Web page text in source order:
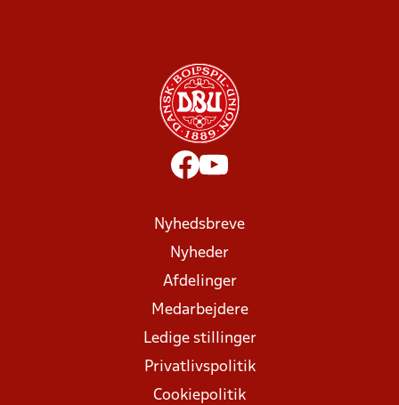
Nyhedsbreve
Nyheder
Afdelinger
Medarbejdere
Ledige stillinger
Privatlivspolitik
Cookiepolitik